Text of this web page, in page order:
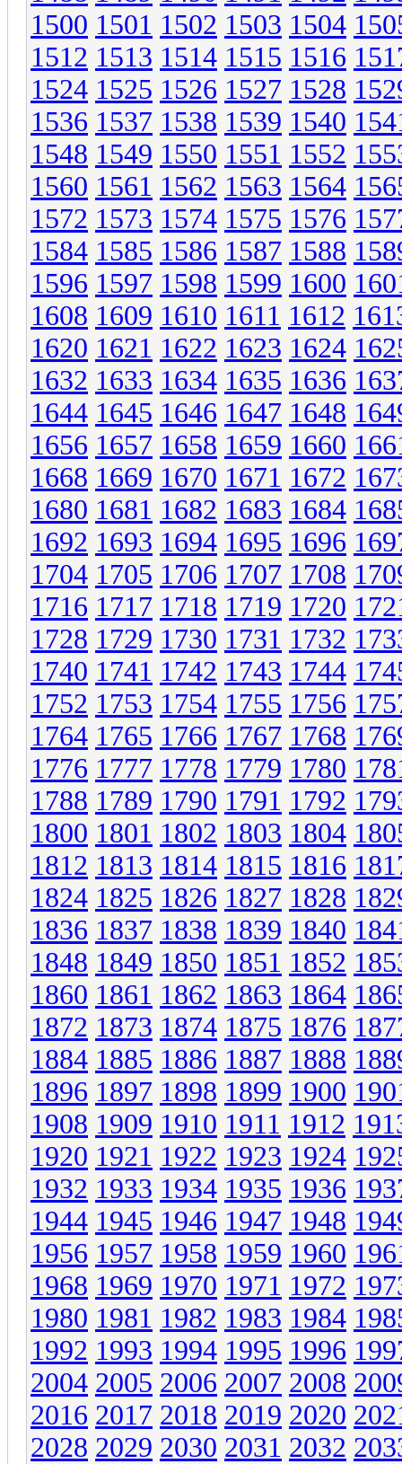
1500 1501 1502 1503 1504
1512 1513 1514 1515 1516
1524 1525 1526 1527 1528
1536 1537 1538 1539 1540
1548 1549 1550 1551 1552
1560 1561 1562 1563 1564
1572 1573 1574 1575 1576
1584 1585 1586 1587 1588
1596 1597 1598 1599 1600
1608 1609 1610 1611 1612
1620 1621 1622 1623 1624
1632 1633 1634 1635 1636
1644 1645 1646 1647 1648
1656 1657 1658 1659 1660
1668 1669 1670 1671 1672
1680 1681 1682 1683 1684
1692 1693 1694 1695 1696
1704 1705 1706 1707 1708
1716 1717 1718 1719 1720
1728 1729 1730 1731 1732
1740 1741 1742 1743 1744
1752 1753 1754 1755 1756
1764 1765 1766 1767 1768
1776 1777 1778 1779 1780
1788 1789 1790 1791 1792
1800 1801 1802 1803 1804
1812 1813 1814 1815 1816
1824 1825 1826 1827 1828
1836 1837 1838 1839 1840
1848 1849 1850 1851 1852
1860 1861 1862 1863 1864
1872 1873 1874 1875 1876
1884 1885 1886 1887 1888
1896 1897 1898 1899 1900
1908 1909 1910 1911 1912
1920 1921 1922 1923 1924
1932 1933 1934 1935 1936
1944 1945 1946 1947 1948
1956 1957 1958 1959 1960
1968 1969 1970 1971 1972
1980 1981 1982 1983 1984
1992 1993 1994 1995 1996
2004 2005 2006 2007 2008
2016 2017 2018 2019 2020
2028 2029 2030 2031 2032